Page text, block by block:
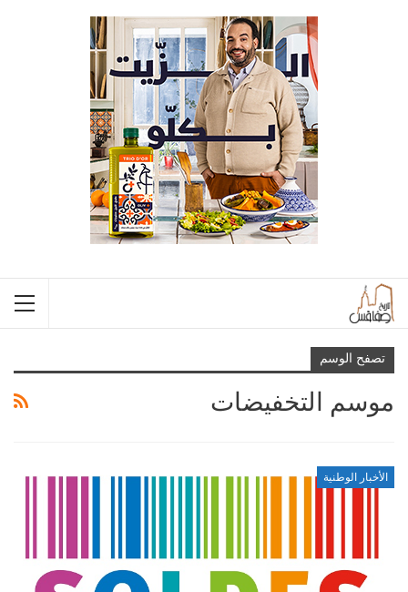
تصفح الوسم
موسم التخفيضات
الأخبار الوطنية